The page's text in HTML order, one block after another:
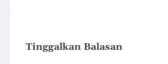
Tinggalkan Balasan